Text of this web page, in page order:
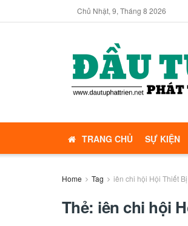
Chủ Nhật, 9, Tháng 8 2026
TRANG CHỦ SỰ KIỆN
Home Tag iên chi hội Hội Thiết Bị
Thẻ: iên chi hội